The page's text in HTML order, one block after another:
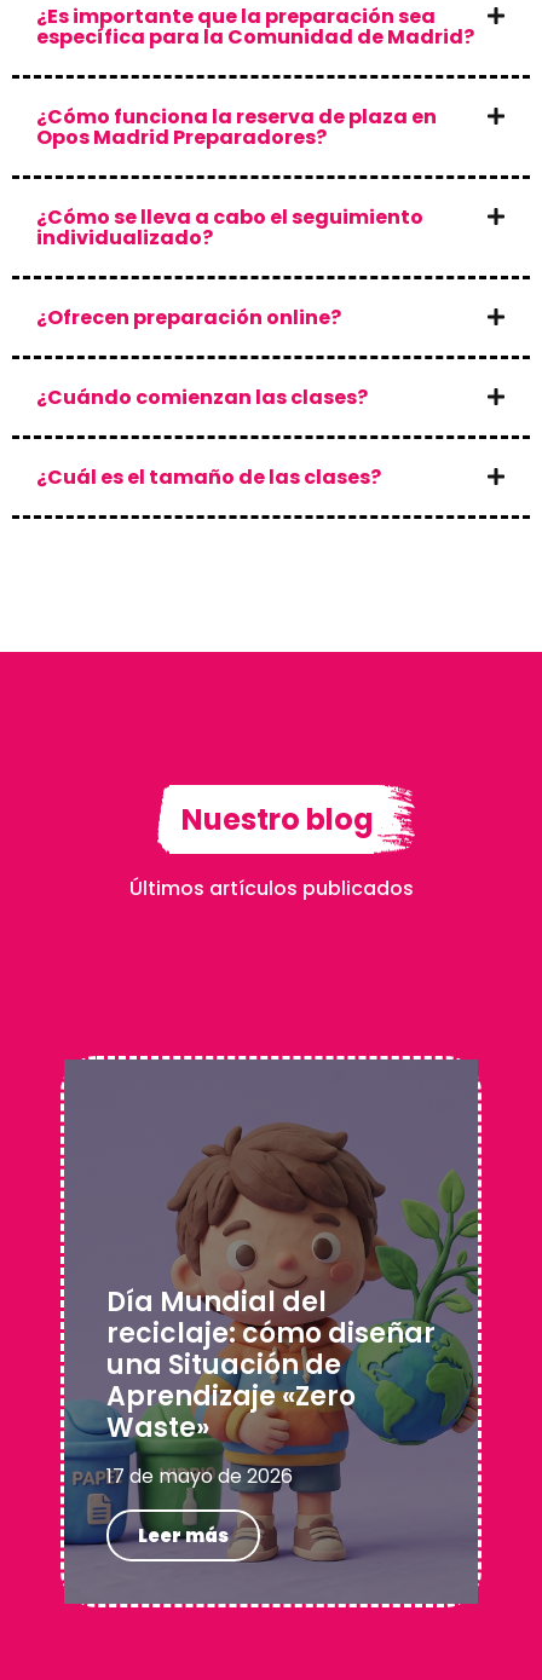
¿Es importante que la preparación sea
específica para la Comunidad de Madrid?
¿Cómo funciona la reserva de plaza en
Opos Madrid Preparadores?
¿Cómo se lleva a cabo el seguimiento
individualizado?
¿Ofrecen preparación online?
¿Cuándo comienzan las clases?
¿Cuál es el tamaño de las clases?
Nuestro blog
Últimos artículos publicados
Día Mundial del
reciclaje: cómo diseñar
una Situación de
Aprendizaje «Zero
Waste»
17 de mayo de 2026
Leer más